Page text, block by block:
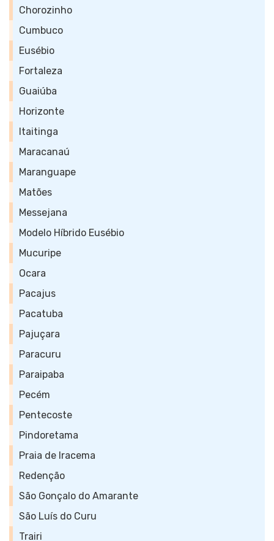
Chorozinho
Cumbuco
Eusébio
Fortaleza
Guaiúba
Horizonte
Itaitinga
Maracanaú
Maranguape
Matões
Messejana
Modelo Híbrido Eusébio
Mucuripe
Ocara
Pacajus
Pacatuba
Pajuçara
Paracuru
Paraipaba
Pecém
Pentecoste
Pindoretama
Praia de Iracema
Redenção
São Gonçalo do Amarante
São Luís do Curu
Trairi